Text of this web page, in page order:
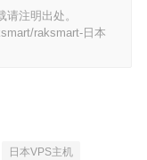
注明出处。
raksmart-日本
日本VPS主机